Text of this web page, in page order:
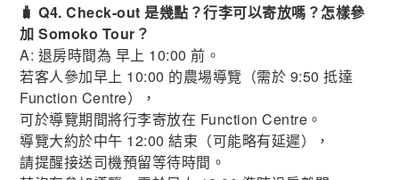
🧳 Q4. Check-out 是幾點？行李可以寄放嗎？怎樣參
加 Somoko Tour？
A: 退房時間為 早上 10:00 前。
若客人參加早上 10:00 的農場導覽（需於 9:50 抵達
Function Centre），
可於導覽期間將行李寄放在 Function Centre。
導覽大約於中午 12:00 結束（可能略有延遲），
請提醒接送司機預留等待時間。